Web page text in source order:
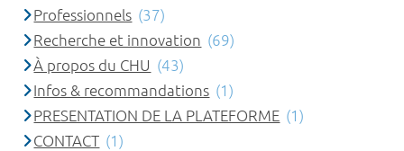
Professionnels (37)
Recherche et innovation (69)
À propos du CHU (43)
Infos & recommandations (1)
PRESENTATION DE LA PLATEFORME (1)
CONTACT (1)